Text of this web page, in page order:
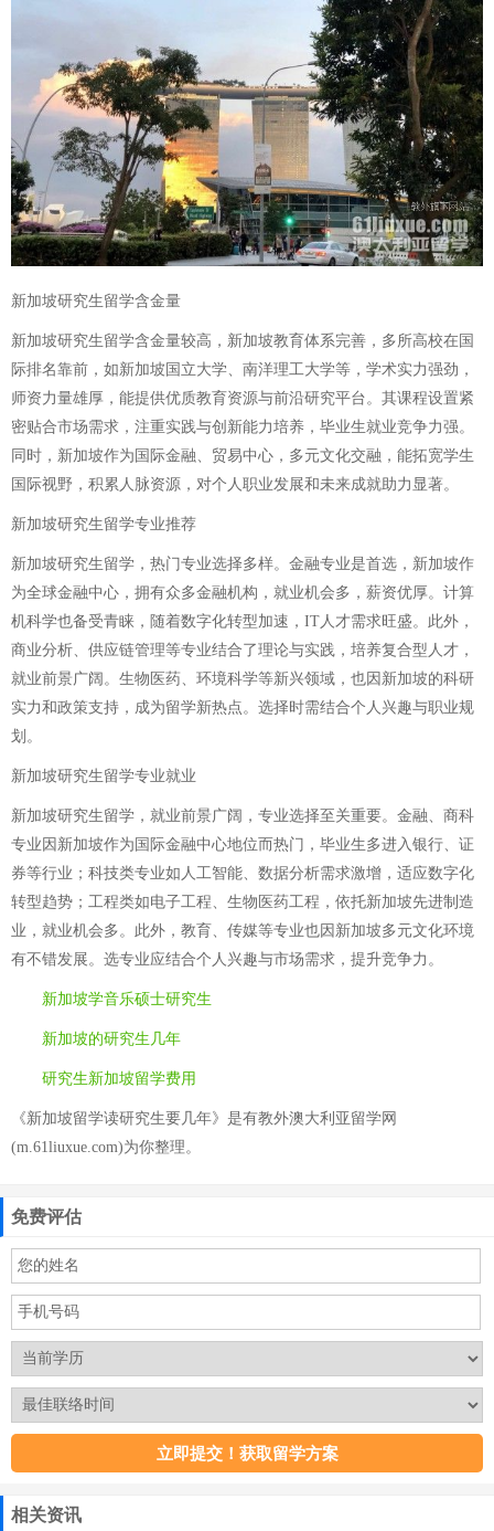
新加坡研究生留学含金量
新加坡研究生留学含金量较高，新加坡教育体系完善，多所高校在国
际排名靠前，如新加坡国立大学、南洋理工大学等，学术实力强劲，
师资力量雄厚，能提供优质教育资源与前沿研究平台。其课程设置紧
密贴合市场需求，注重实践与创新能力培养，毕业生就业竞争力强。
同时，新加坡作为国际金融、贸易中心，多元文化交融，能拓宽学生
国际视野，积累人脉资源，对个人职业发展和未来成就助力显著。
新加坡研究生留学专业推荐
新加坡研究生留学，热门专业选择多样。金融专业是首选，新加坡作
为全球金融中心，拥有众多金融机构，就业机会多，薪资优厚。计算
机科学也备受青睐，随着数字化转型加速，IT人才需求旺盛。此外，
商业分析、供应链管理等专业结合了理论与实践，培养复合型人才，
就业前景广阔。生物医药、环境科学等新兴领域，也因新加坡的科研
实力和政策支持，成为留学新热点。选择时需结合个人兴趣与职业规
划。
新加坡研究生留学专业就业
新加坡研究生留学，就业前景广阔，专业选择至关重要。金融、商科
专业因新加坡作为国际金融中心地位而热门，毕业生多进入银行、证
券等行业；科技类专业如人工智能、数据分析需求激增，适应数字化
转型趋势；工程类如电子工程、生物医药工程，依托新加坡先进制造
业，就业机会多。此外，教育、传媒等专业也因新加坡多元文化环境
有不错发展。选专业应结合个人兴趣与市场需求，提升竞争力。
新加坡学音乐硕士研究生
新加坡的研究生几年
研究生新加坡留学费用
《新加坡留学读研究生要几年》是有教外澳大利亚留学网
(m.61liuxue.com)为你整理。
免费评估
相关资讯